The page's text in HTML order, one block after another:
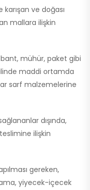
ve doğası
mallara ilişkin
mühür, paket gibi
maddi ortamda
sarf malzemelerine
dışında,
ilişkin
gereken,
yiyecek-içecek